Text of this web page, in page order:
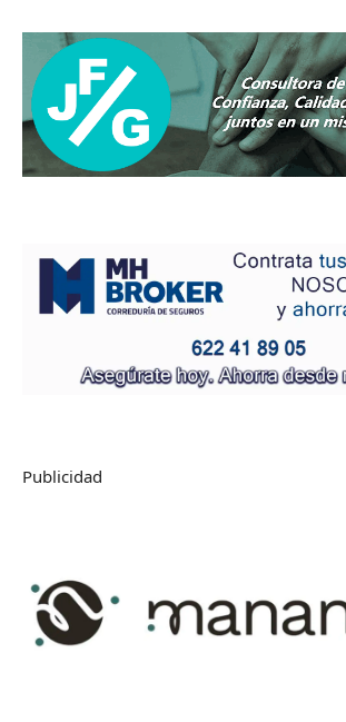
Publicidad